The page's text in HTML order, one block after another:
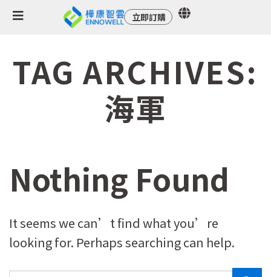
立即訂購
TAG ARCHIVES:
海軍
Nothing Found
It seems we can’t find what you’re
looking for. Perhaps searching can help.